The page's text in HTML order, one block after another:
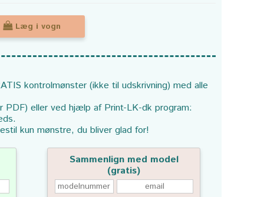
Læg i vogn
kontrolmønster (ikke til udskrivning) med alle
eller ved hjælp af Print-LK-dk program:
kun mønstre, du bliver glad for!
Sammenlign med model
(gratis)